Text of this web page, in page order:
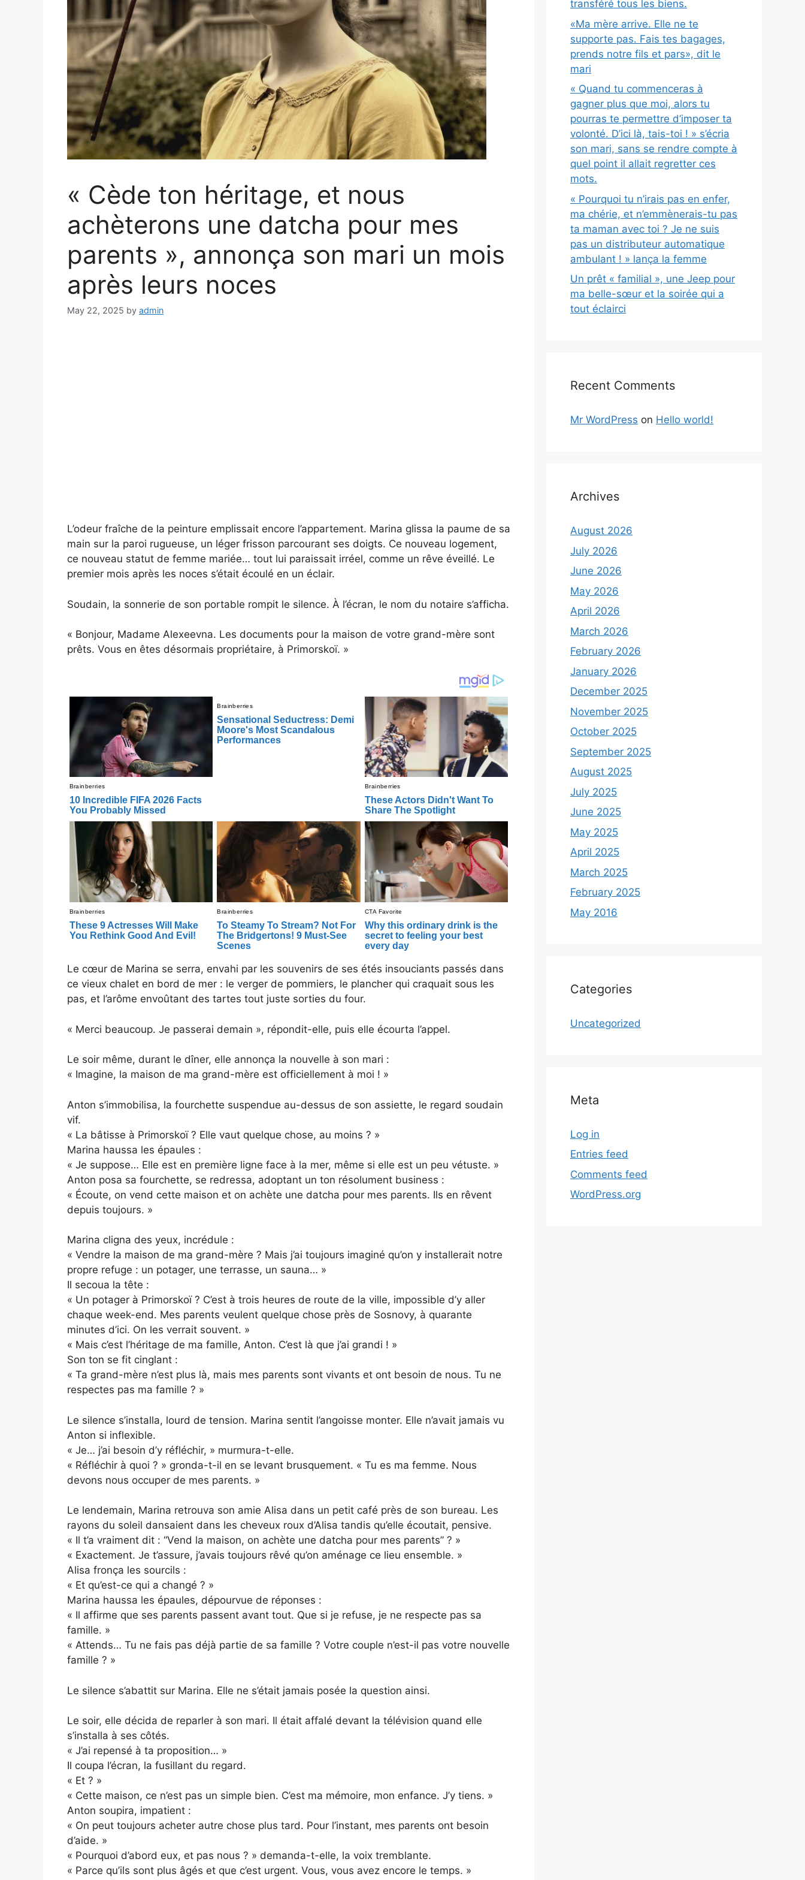
« Cède ton héritage, et nous
achèterons une datcha pour mes
parents », annonça son mari un mois
après leurs noces
May 22, 2025 by admin
L’odeur fraîche de la peinture emplissait encore l’appartement. Marina glissa la paume de sa
main sur la paroi rugueuse, un léger frisson parcourant ses doigts. Ce nouveau logement,
ce nouveau statut de femme mariée… tout lui paraissait irréel, comme un rêve éveillé. Le
premier mois après les noces s’était écoulé en un éclair.
Soudain, la sonnerie de son portable rompit le silence. À l’écran, le nom du notaire s’afficha.
« Bonjour, Madame Alexeevna. Les documents pour la maison de votre grand-mère sont
prêts. Vous en êtes désormais propriétaire, à Primorskoï. »
Le cœur de Marina se serra, envahi par les souvenirs de ses étés insouciants passés dans
ce vieux chalet en bord de mer : le verger de pommiers, le plancher qui craquait sous les
pas, et l’arôme envoûtant des tartes tout juste sorties du four.
« Merci beaucoup. Je passerai demain », répondit-elle, puis elle écourta l’appel.
Le soir même, durant le dîner, elle annonça la nouvelle à son mari :
« Imagine, la maison de ma grand-mère est officiellement à moi ! »
Anton s’immobilisa, la fourchette suspendue au-dessus de son assiette, le regard soudain
vif.
« La bâtisse à Primorskoï ? Elle vaut quelque chose, au moins ? »
Marina haussa les épaules :
« Je suppose… Elle est en première ligne face à la mer, même si elle est un peu vétuste. »
Anton posa sa fourchette, se redressa, adoptant un ton résolument business :
« Écoute, on vend cette maison et on achète une datcha pour mes parents. Ils en rêvent
depuis toujours. »
Marina cligna des yeux, incrédule :
« Vendre la maison de ma grand-mère ? Mais j’ai toujours imaginé qu’on y installerait notre
propre refuge : un potager, une terrasse, un sauna… »
Il secoua la tête :
« Un potager à Primorskoï ? C’est à trois heures de route de la ville, impossible d’y aller
chaque week-end. Mes parents veulent quelque chose près de Sosnovy, à quarante
minutes d’ici. On les verrait souvent. »
« Mais c’est l’héritage de ma famille, Anton. C’est là que j’ai grandi ! »
Son ton se fit cinglant :
« Ta grand-mère n’est plus là, mais mes parents sont vivants et ont besoin de nous. Tu ne
respectes pas ma famille ? »
Le silence s’installa, lourd de tension. Marina sentit l’angoisse monter. Elle n’avait jamais vu
Anton si inflexible.
« Je… j’ai besoin d’y réfléchir, » murmura-t-elle.
« Réfléchir à quoi ? » gronda-t-il en se levant brusquement. « Tu es ma femme. Nous
devons nous occuper de mes parents. »
Le lendemain, Marina retrouva son amie Alisa dans un petit café près de son bureau. Les
rayons du soleil dansaient dans les cheveux roux d’Alisa tandis qu’elle écoutait, pensive.
« Il t’a vraiment dit : “Vend la maison, on achète une datcha pour mes parents” ? »
« Exactement. Je t’assure, j’avais toujours rêvé qu’on aménage ce lieu ensemble. »
Alisa fronça les sourcils :
« Et qu’est-ce qui a changé ? »
Marina haussa les épaules, dépourvue de réponses :
« Il affirme que ses parents passent avant tout. Que si je refuse, je ne respecte pas sa
famille. »
« Attends… Tu ne fais pas déjà partie de sa famille ? Votre couple n’est-il pas votre nouvelle
famille ? »
Le silence s’abattit sur Marina. Elle ne s’était jamais posée la question ainsi.
Le soir, elle décida de reparler à son mari. Il était affalé devant la télévision quand elle
s’installa à ses côtés.
« J’ai repensé à ta proposition… »
Il coupa l’écran, la fusillant du regard.
« Et ? »
« Cette maison, ce n’est pas un simple bien. C’est ma mémoire, mon enfance. J’y tiens. »
Anton soupira, impatient :
« On peut toujours acheter autre chose plus tard. Pour l’instant, mes parents ont besoin
d’aide. »
« Pourquoi d’abord eux, et pas nous ? » demanda-t-elle, la voix tremblante.
« Parce qu’ils sont plus âgés et que c’est urgent. Vous, vous avez encore le temps. »
transféré tous les biens.
«Ma mère arrive. Elle ne te
supporte pas. Fais tes bagages,
prends notre fils et pars», dit le
mari
« Quand tu commenceras à
gagner plus que moi, alors tu
pourras te permettre d’imposer ta
volonté. D’ici là, tais-toi ! » s’écria
son mari, sans se rendre compte à
quel point il allait regretter ces
mots.
« Pourquoi tu n’irais pas en enfer,
ma chérie, et n’emmènerais-tu pas
ta maman avec toi ? Je ne suis
pas un distributeur automatique
ambulant ! » lança la femme
Un prêt « familial », une Jeep pour
ma belle-sœur et la soirée qui a
tout éclairci
Recent Comments
Mr WordPress on Hello world!
Archives
August 2026
July 2026
June 2026
May 2026
April 2026
March 2026
February 2026
January 2026
December 2025
November 2025
October 2025
September 2025
August 2025
July 2025
June 2025
May 2025
April 2025
March 2025
February 2025
May 2016
Categories
Uncategorized
Meta
Log in
Entries feed
Comments feed
WordPress.org